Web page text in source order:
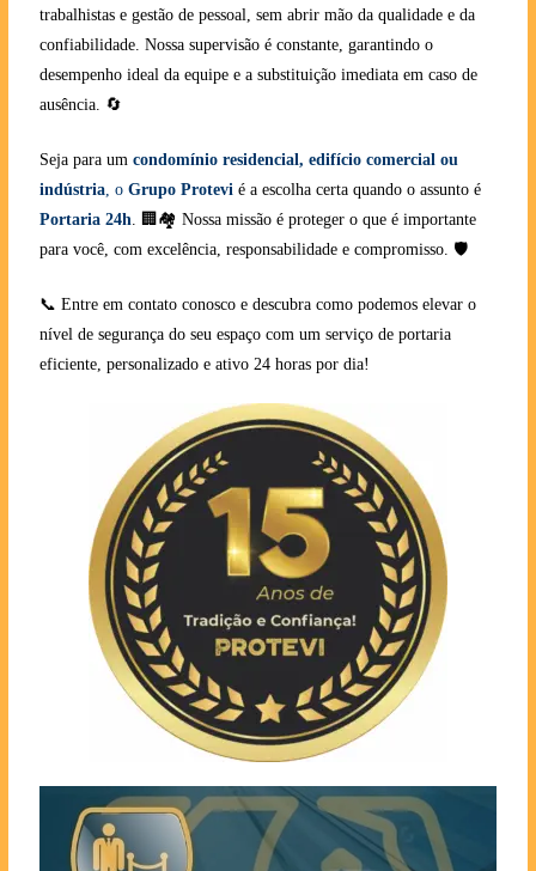
trabalhistas e gestão de pessoal, sem abrir mão da qualidade e da
confiabilidade. Nossa supervisão é constante, garantindo o
desempenho ideal da equipe e a substituição imediata em caso de
ausência. 🔄
Seja para um condomínio residencial, edifício comercial ou
indústria, o Grupo Protevié a escolha certa quando o assunto é
Portaria 24h. 🏢🏘️ Nossa missão é proteger o que é importante
para você, com excelência, responsabilidade e compromisso. 🛡️
📞 Entre em contato conosco e descubra como podemos elevar o
nível de segurança do seu espaço com um serviço de portaria
eficiente, personalizado e ativo 24 horas por dia!